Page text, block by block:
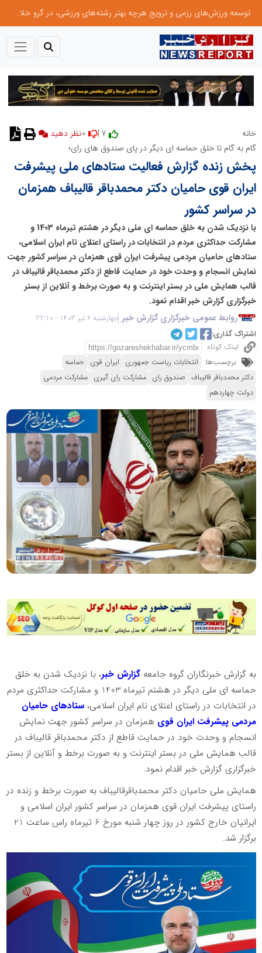
توسعه ورزش‌های رزمی و ترویج هرچه بهتر رشته‌های ورزشی، در گرو خلاقیت و نوآوری است
خانه
نظر دهید
گام به گام تا خلق حماسه ای دیگر در پای صندوق های رای؛
پخش زنده گزارش فعالیت ستادهای ملی پیشرفت
ایران قوی حامیان دکتر محمدباقر قالیباف همزمان
در سراسر کشور
با نزدیک شدن به خلق حماسه ای ملی دیگر در هشتم تیرماه 1403 و
مشارکت حداکثری مردم در انتخابات در راستای اعتلای نام ایران اسلامی،
ستادهای حامیان مردمی پیشرفت ایران قوی همزمان در سراسر کشور جهت
نمایش انسجام و وحدت خود در حمایت قاطع از دکتر محمدباقر قالیباف در
قالب همایش ملی در بستر اینترنت و به صورت برخط و آنلاین از بستر
خبرگزاری گزارش خبر اقدام نمود.
روابط عمومی خبرگزاری گزارش خبر چهارشنبه 6 تیر 1403 - 22:10
اشتراک گذاری:
لینک کوتاه
برچسب‌ها: انتخابات ریاست جمهوری ایران قوی حماسه‌
دکتر محمدباقر قالیباف صندوق رای مشارکت رای گیری مشارکت مردمی
دولت چهاردهم
به گزارش خبرنگاران گروه جامعه گزارش خبر، با نزدیک شدن به خلق
حماسه ای ملی دیگر در هشتم تیرماه 1403 و مشارکت حداکثری مردم
در انتخابات در راستای اعتلای نام ایران اسلامی،ستادهای حامیان
مردمی پیشرفت ایران قوی همزمان در سراسر کشور جهت نمایش
انسجام و وحدت خود در حمایت قاطع از دکتر محمدباقر قالیباف در
قالب همایش ملی در بستر اینترنت و به صورت برخط و آنلاین از بستر
خبرگزاری گزارش خبر اقدام نمود.
همایش ملی حامیان دکتر محمدباقرقالیباف به صورت برخط و زنده در
راستای پیشرفت ایران قوی همزمان در سراسر کشور ایران اسلامی و
ایرانیان خارج کشور در روز چهار شنبه مورخ 6 تیرماه راس ساعت 21
برگزار شد.